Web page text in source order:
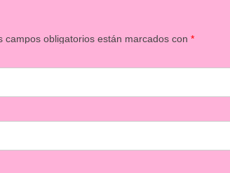
campos obligatorios están marcados con*